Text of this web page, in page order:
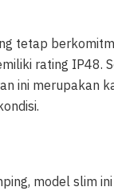
tetap
rating IP48.
ini merupakan
model slim